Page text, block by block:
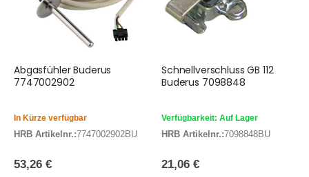
Abgasfühler Buderus
7747002902
In Kürze verfügbar
HRB Artikelnr.:7747002902BU
53,26 €
Schnellverschluss GB 112
Buderus 7098848
Verfügbarkeit: Auf Lager
HRB Artikelnr.:7098848BU
21,06 €